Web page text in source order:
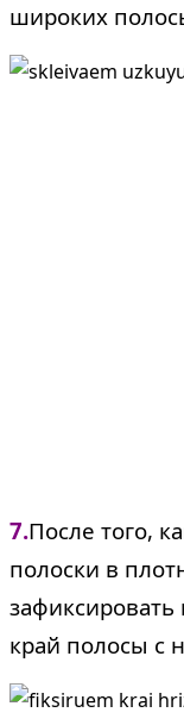
широких
7.После того,
полоски в
край полосы с